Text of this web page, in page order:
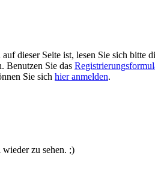
dieser Seite ist, lesen Sie sich bitte
Benutzen Sie das
Sie sich hier anmelden.
zu sehen. ;)